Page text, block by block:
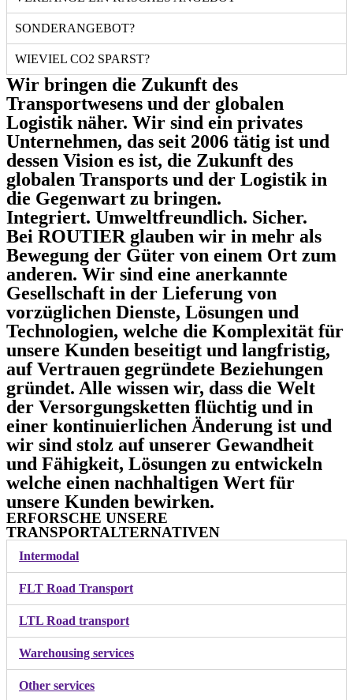
SONDERANGEBOT?
WIEVIEL CO2 SPARST?
Wir bringen die Zukunft des
Transportwesens und der globalen
Logistik näher. Wir sind ein privates
Unternehmen, das seit 2006 tätig ist und
dessen Vision es ist, die Zukunft des
globalen Transports und der Logistik in
die Gegenwart zu bringen.
Integriert. Umweltfreundlich. Sicher.
Bei ROUTIER glauben wir in mehr als
Bewegung der Güter von einem Ort zum
anderen. Wir sind eine anerkannte
Gesellschaft in der Lieferung von
vorzüglichen Dienste, Lösungen und
Technologien, welche die Komplexität für
unsere Kunden beseitigt und langfristig,
auf Vertrauen gegründete Beziehungen
gründet. Alle wissen wir, dass die Welt
der Versorgungsketten flüchtig und in
einer kontinuierlichen Änderung ist und
wir sind stolz auf unserer Gewandheit
und Fähigkeit, Lösungen zu entwickeln
welche einen nachhaltigen Wert für
unsere Kunden bewirken.
ERFORSCHE UNSERE
TRANSPORTALTERNATIVEN
Intermodal
FLT Road Transport
LTL Road transport
Warehousing services
Other services